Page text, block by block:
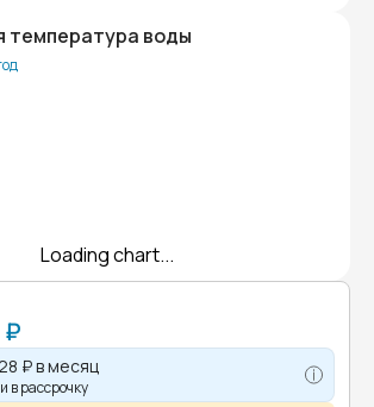
температура воды
Loading chart...
₽
₽в месяц
в рассрочку